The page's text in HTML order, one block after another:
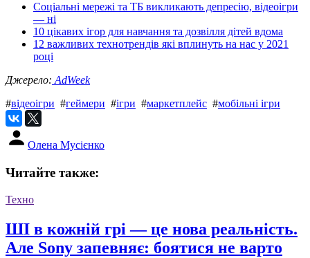
Соціальні мережі та ТБ викликають депресію, відеоігри
— ні
10 цікавих ігор для навчання та дозвілля дітей вдома
12 важливих технотрендів які вплинуть на нас у 2021
році
Джерело: AdWeek
#відеоігри #геймери #ігри #маркетплейс #мобільні ігри
Олена Мусієнко
Читайте также:
Техно
ШІ в кожній грі — це нова реальність.
Але Sony запевняє: боятися не варто